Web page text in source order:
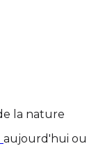
la nature
aujourd'hui ou